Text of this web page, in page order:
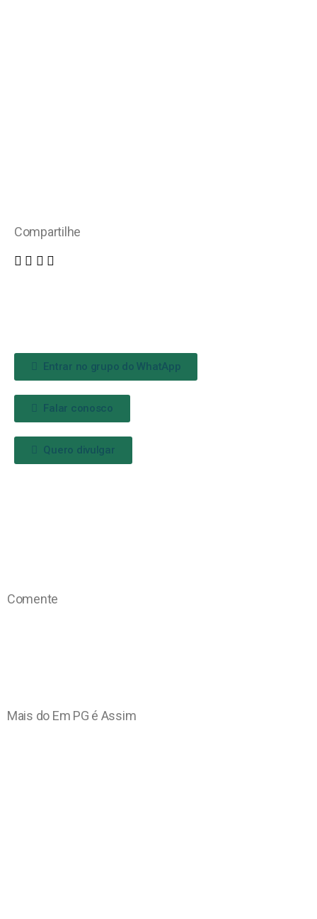
Compartilhe
Entrar no grupo do WhatApp
Falar conosco
Quero divulgar
Comente
Mais do Em PG é Assim